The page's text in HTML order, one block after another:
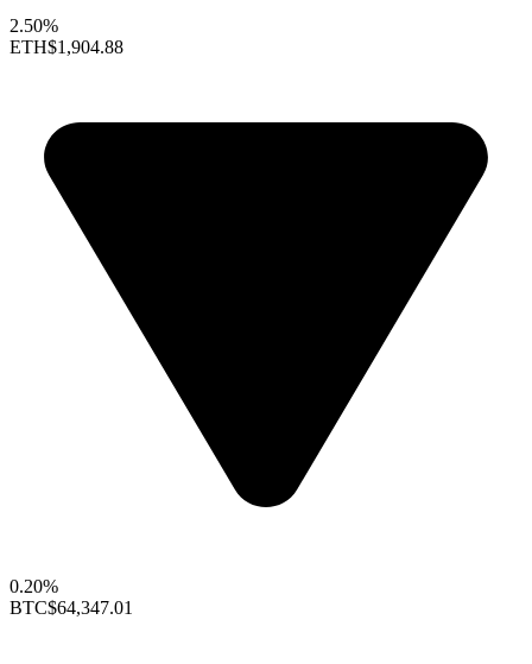
2.50%
ETH$1,904.88
0.20%
BTC$64,347.01